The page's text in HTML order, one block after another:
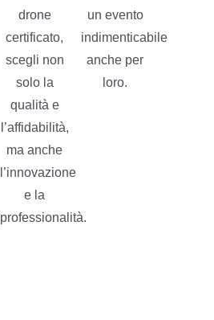
drone
certificato,
scegli non
solo la
qualità e
l’affidabilità,
ma anche
l’innovazione
e la
professionalità.
un evento
indimenticabile
anche per
loro.